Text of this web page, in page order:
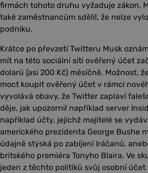
firmách tohoto druhu vyžaduje zákon.
také zaměstnancům sdělil, že nelze
podniku.
Krátce po převzetí Twitteru Musk
mít na této sociální síti ověřený účet
dolarů (asi 200 Kč) měsíčně. Možnost,
moct koupit ověřený účet v rámci
vyvolává obavy, že Twitter zaplaví
děje, jak upozornil například server
například účty, jejichž majitelé se
amerického prezidenta George Bushe
údajně stýská po zabíjení Iráčanů,
britského premiéra Tonyho Blaira. Ve
jeden z těchto politiků svůj osobní